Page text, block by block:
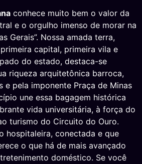
conhece muito bem o valor da
e o orgulho imenso de morar na
Gerais”. Nossa amada terra,
capital, primeira vila e
do estado, destaca-se
riqueza arquitetônica barroca,
e pela imponente Praça de Minas
une essa bagagem histórica
vida universitária, à força do
turismo do Circuito do Ouro.
hospitaleira, conectada e que
o que há de mais avançado
doméstico. Se você